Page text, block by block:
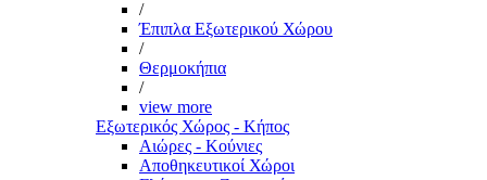
/
Έπιπλα Εξωτερικού Χώρου
/
Θερμοκήπια
/
view more
Εξωτερικός Χώρος - Κήπος
Αιώρες - Κούνιες
Αποθηκευτικοί Χώροι